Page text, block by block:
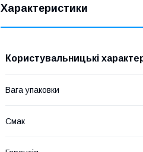
Характеристики
Користувальницькі
Вага упаковки
Смак